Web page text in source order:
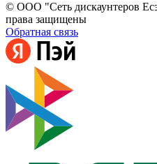
© ООО "Сеть дискаунтеров
права защищены
Обратная связь